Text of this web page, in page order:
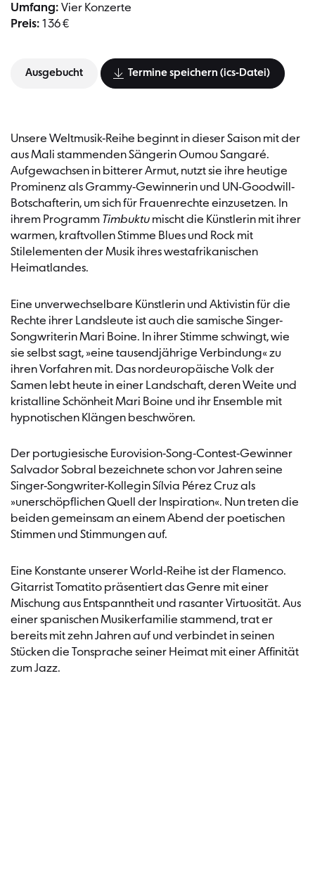
Umfang: Vier Konzerte
Preis: 136 €
Ausgebucht Termine speichern (ics-Datei)
Unsere Weltmusik-Reihe beginnt in dieser Saison mit der
aus Mali stammenden Sängerin Oumou Sangaré.
Aufgewachsen in bitterer Armut, nutzt sie ihre heutige
Prominenz als Grammy-Gewinnerin und UN-Goodwill-
Botschafterin, um sich für Frauenrechte einzusetzen. In
ihrem Programm Timbuktu mischt die Künstlerin mit ihrer
warmen, kraftvollen Stimme Blues und Rock mit
Stilelementen der Musik ihres westafrikanischen
Heimatlandes.
Eine unverwechselbare Künstlerin und Aktivistin für die
Rechte ihrer Landsleute ist auch die samische Singer-
Songwriterin Mari Boine. In ihrer Stimme schwingt, wie
sie selbst sagt, »eine tausendjährige Verbindung« zu
ihren Vorfahren mit. Das nordeuropäische Volk der
Samen lebt heute in einer Landschaft, deren Weite und
kristalline Schönheit Mari Boine und ihr Ensemble mit
hypnotischen Klängen beschwören.
Der portugiesische Eurovision-Song-Contest-Gewinner
Salvador Sobral bezeichnete schon vor Jahren seine
Singer-Songwriter-Kollegin Sílvia Pérez Cruz als
»unerschöpflichen Quell der Inspiration«. Nun treten die
beiden gemeinsam an einem Abend der poetischen
Stimmen und Stimmungen auf.
Eine Konstante unserer World-Reihe ist der Flamenco.
Gitarrist Tomatito präsentiert das Genre mit einer
Mischung aus Entspanntheit und rasanter Virtuosität. Aus
einer spanischen Musikerfamilie stammend, trat er
bereits mit zehn Jahren auf und verbindet in seinen
Stücken die Tonsprache seiner Heimat mit einer Affinität
zum Jazz.